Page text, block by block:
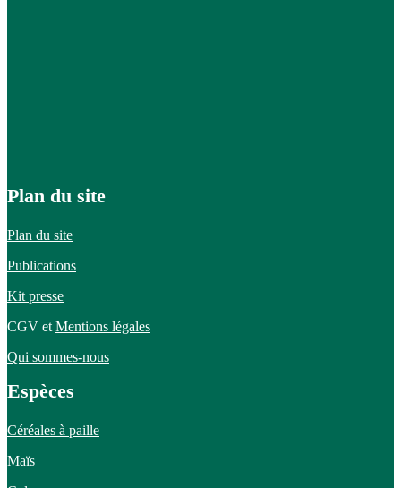
Plan du site
Plan du site
Publications
Kit presse
CGV et Mentions légales
Qui sommes-nous
Espèces
Céréales à paille
Maïs